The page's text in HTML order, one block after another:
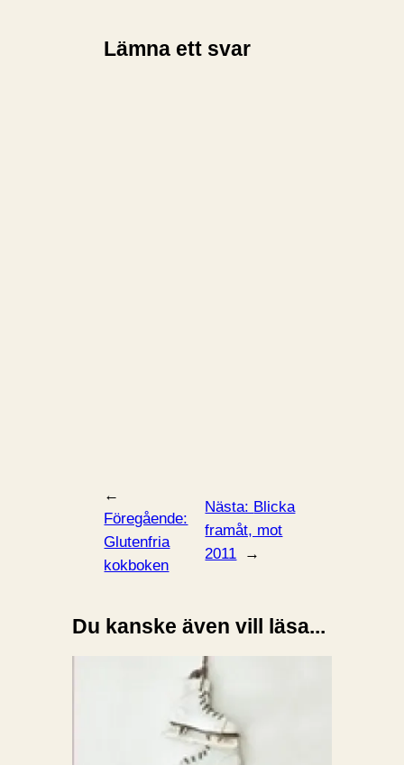
Lämna ett svar
←
Föregående:
Glutenfria
kokboken
Nästa: Blicka
framåt, mot
2011
→
Du kanske även vill läsa...